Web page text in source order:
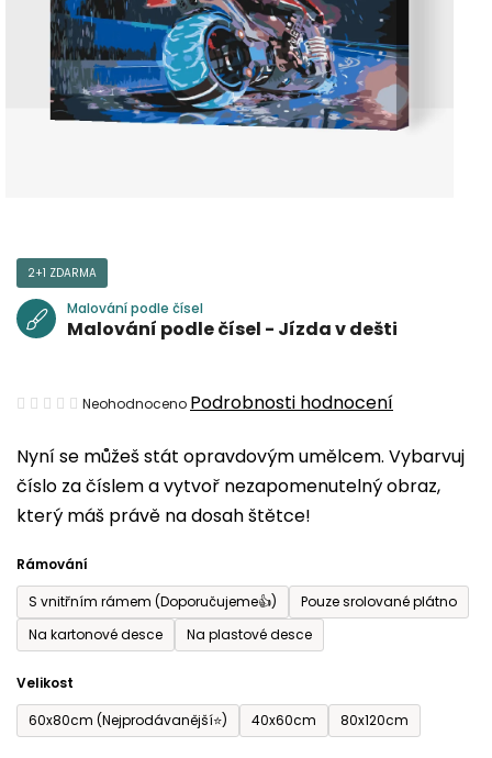
Nyní se můžeš stát opravdovým umělcem. Vybarvuj
číslo za číslem a vytvoř nezapomenutelný obraz,
který máš právě na dosah štětce!
Rámování
S vnitřním rámem (Doporučujeme👍)
Pouze srolované plátno
Na kartonové desce
Na plastové desce
Velikost
60x80cm (Nejprodávanější⭐)
40x60cm 80x120cm
2+1 ZDARMA
Malování podle čísel
Malování podle čísel - Jízda v dešti
Průměrné
produktu
je
0,0
5
hvězdiček.
Neohodnoceno Podrobnosti hodnocení